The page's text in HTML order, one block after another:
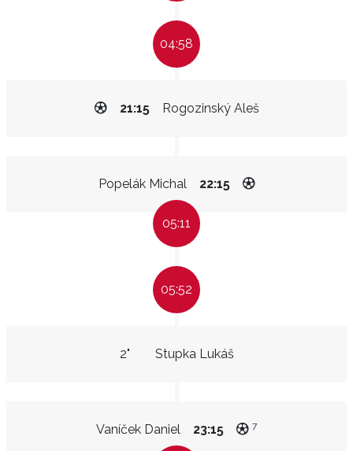
04:58
Rogozinský Aleš
21:15
Popelák Michal 22:15
05:11
05:52
Stupka Lukáš
2"
Vaníček Daniel 23:15 7